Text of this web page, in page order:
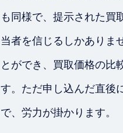
も同様で、提示された買
当者を信じるしかありま
とができ、買取価格の比
す。ただ申し込んだ直後
で、労力が掛かります。